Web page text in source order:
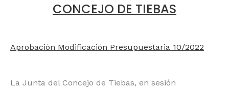
CONCEJO DE TIEBAS
Aprobación Modificación Presupuestaria 10/2022
La Junta del Concejo de Tiebas, en sesión